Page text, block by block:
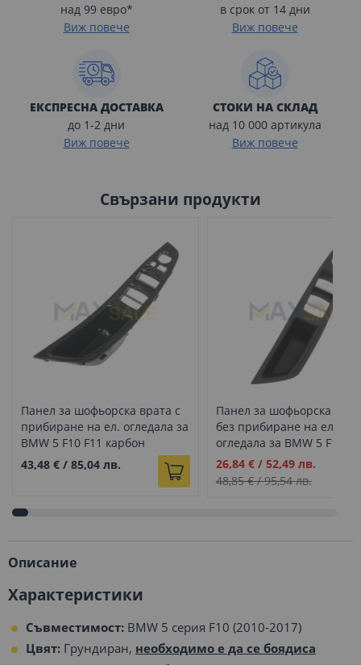
над 99 евро*
Виж повече
в срок от 14 дни
Виж повече
ЕКСПРЕСНА ДОСТАВКА
до 1-2 дни
Виж повече
СТОКИ НА СКЛАД
над 10 000 артикула
Виж повече
Свързани продукти
Панел за шофьорска врата с
прибиране на ел. огледала за
BMW 5 F10 F11 карбон
43,48 € / 85,04 лв.
Панел за шофьорска
без прибиране на ел.
огледала за BMW 5 F10
черно
Промо
цена
26,84 €/ 52,49 лв.
48,85 €/95,54 лв.
Описание
Характеристики
Съвместимост: BMW 5 серия F10 (2010-2017)
Цвят: Грундиран, необходимо е да се боядиса